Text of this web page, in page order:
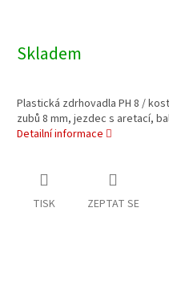
Skladem
Plastická zdrhovadla PH 8 /
zubů 8 mm, jezdec s aretací,
Detailní informace
TISK ZEPTAT SE